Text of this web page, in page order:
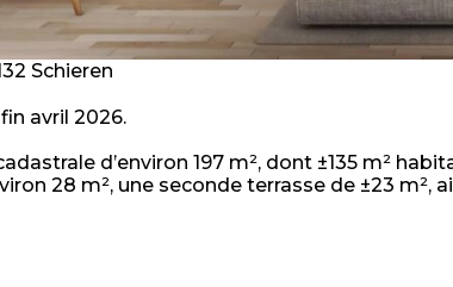
Schieren
avril 2026.
d’environ 197 m², dont ±135 m²
28 m², une seconde terrasse de ±23 m²,